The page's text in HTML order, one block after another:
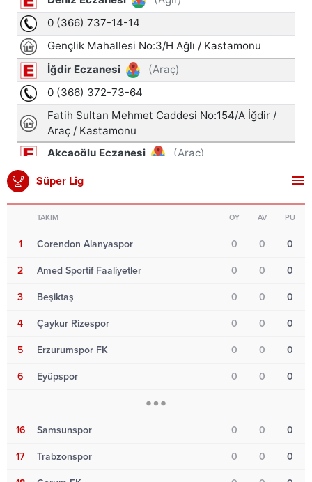
Süper Lig
TAKIM OY AV PU
1 Corendon Alanyaspor 0 0 0
2 Amed Sportif Faaliyetler 0 0 0
3 Beşiktaş 0 0 0
4 Çaykur Rizespor 0 0 0
5 Erzurumspor FK 0 0 0
6 Eyüpspor 0 0 0
16 Samsunspor 0 0 0
17 Trabzonspor 0 0 0